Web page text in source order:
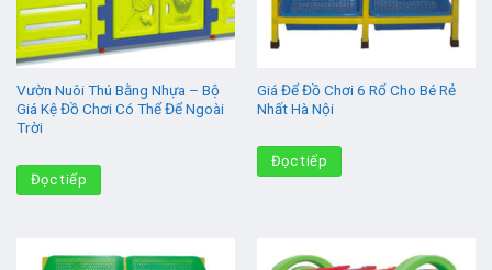
Vườn Nuôi Thú Bằng Nhựa – Bộ
Giá Kệ Đồ Chơi Có Thể Để Ngoài
Trời
Đọc tiếp
Giá Để Đồ Chơi 6 Rổ Cho Bé Rẻ
Nhất Hà Nội
Đọc tiếp